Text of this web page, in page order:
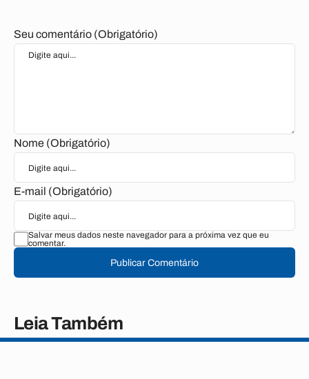
Seu comentário (Obrigatório)
Nome (Obrigatório)
E-mail (Obrigatório)
Salvar meus dados neste navegador para a próxima vez que eu
comentar.
Publicar Comentário
Leia Também